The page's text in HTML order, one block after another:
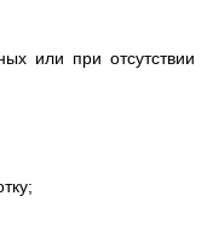
при отсутствии